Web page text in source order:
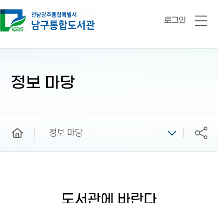
로그인
전
정보 마당
정보 마당 공유
도서관에 바란다